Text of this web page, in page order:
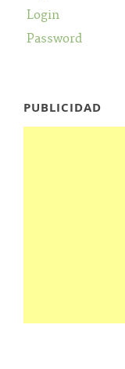
Login
Password
PUBLICIDAD